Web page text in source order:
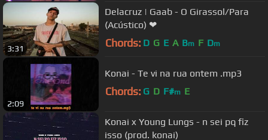
3:31
Delacruz | Gaab - O Girassol/Para
(Acústico) ❤
Chords: D G E A Bm F Dm
2:09
Konai - Te vi na rua ontem .mp3
Chords: G D F#m E
Konai x Young Lungs - n sei pq fiz
isso (prod. konai)